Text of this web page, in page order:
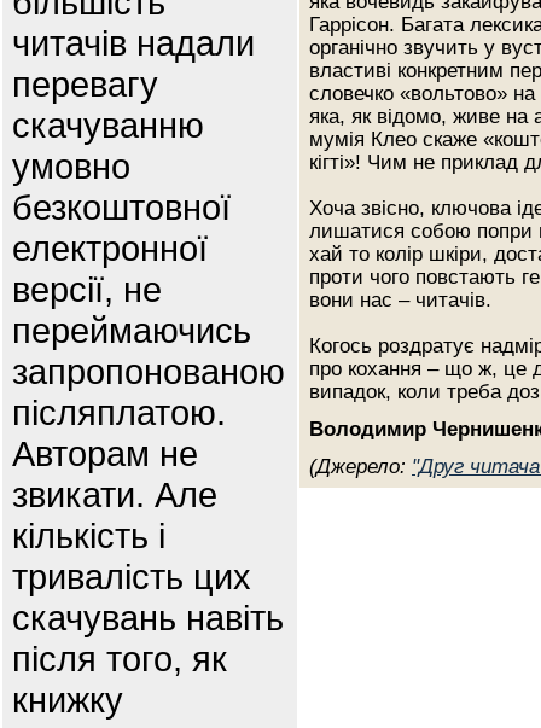
читачів надали
перевагу
скачуванню
умовно
безкоштовної
електронної
версії, не
переймаючись
запропонованою
післяплатою.
Авторам не
звикати. Але
кількість і
тривалість цих
скачувань навіть
після того, як
книжку
Гаррісон. Багата
органічно звучить у
властиві конкретним
словечко «вольтово»
яка, як відомо, живе на
мумія Клео скаже
кігті»! Чим не приклад
Хоча звісно, ключова
лишатися собою попри
хай то колір шкіри,
проти чого повстають
вони нас – читачів.
Когось роздратує
про кохання – що ж, це
випадок, коли треба
Володимир
(Джерело: "Друг